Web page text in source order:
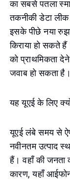
का सबसे पतला
तकनीकी डेटा
इसके पीछे नया
किराया हो सकते
को प्राथमिकता
जवाब हो सकता है।
यह यूएई के लिए
यूएई लंबे समय से
नवीनतम उत्पाद
हैं। वहाँ की जनता
कारण, यहाँ